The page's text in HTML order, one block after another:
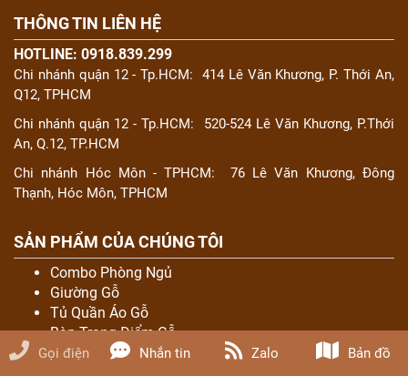
THÔNG TIN LIÊN HỆ
HOTLINE: 0918.839.299
Chi nhánh quận 12 - Tp.HCM:
414 Lê Văn Khương, P. Thới An,
Q12, TPHCM
Chi nhánh quận 12 - Tp.HCM:
520-524 Lê Văn Khương, P.Thới
An, Q.12, TP.HCM
Chi nhánh Hóc Môn - TPHCM:
76 Lê Văn Khương, Đông
Thạnh, Hóc Môn, TPHCM
SẢN PHẨM CỦA CHÚNG TÔI
Combo Phòng Ngủ
Giường Gỗ
Tủ Quần Áo Gỗ
Bàn Trang Điểm Gỗ
Salon Gỗ
Gọi điện Nhắn tin Zalo Bản đồ